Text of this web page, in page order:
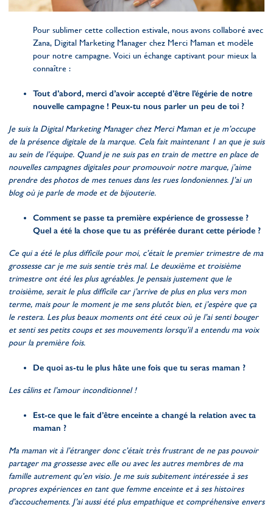
Pour sublimer cette collection estivale, nous avons collaboré avec
Zana, Digital Marketing Manager chez Merci Maman et modèle
pour notre campagne. Voici un échange captivant pour mieux la
connaître :
Tout d’abord, merci d’avoir accepté d’être l’égérie de notre
nouvelle campagne ! Peux-tu nous parler un peu de toi ?
Je suis la Digital Marketing Manager chez Merci Maman et je m’occupe
de la présence digitale de la marque. Cela fait maintenant 1 an que je suis
au sein de l’équipe. Quand je ne suis pas en train de mettre en place de
nouvelles campagnes digitales pour promouvoir notre marque, j’aime
prendre des photos de mes tenues dans les rues londoniennes. J’ai un
blog où je parle de mode et de bijouterie.
Comment se passe ta première expérience de grossesse ?
Quel a été la chose que tu as préférée durant cette période ?
Ce qui a été le plus difficile pour moi, c’était le premier trimestre de ma
grossesse car je me suis sentie très mal. Le deuxième et troisième
trimestre ont été les plus agréables. Je pensais justement que le
troisième, serait le plus difficile car j’arrive de plus en plus vers mon
terme, mais pour le moment je me sens plutôt bien, et j’espère que ça
le restera. Les plus beaux moments ont été ceux où je l’ai senti bouger
et senti ses petits coups et ses mouvements lorsqu’il a entendu ma voix
pour la première fois.
De quoi as-tu le plus hâte une fois que tu seras maman ?
Les câlins et l’amour inconditionnel !
Est-ce que le fait d’être enceinte a changé la relation avec ta
maman ?
Ma maman vit à l’étranger donc c’était très frustrant de ne pas pouvoir
partager ma grossesse avec elle ou avec les autres membres de ma
famille autrement qu’en visio. Je me suis subitement intéressée à ses
propres expériences en tant que femme enceinte et à ses histoires
d’accouchements. J’ai aussi été plus empathique et compréhensive envers